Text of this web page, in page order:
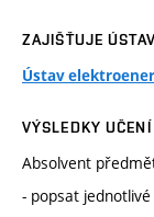
ZAJIŠŤUJE ÚSTAV
Ústav
VÝSLEDKY
Absolvent
- popsat